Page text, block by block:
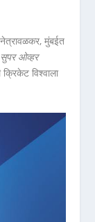
मुंबईत
सुपर ओव्हर
क्रिकेट विश्वाला